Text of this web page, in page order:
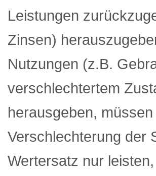
Leistungen
Zinsen)
Nutzungen (z.B.
verschlechtertem
herausgeben,
Verschlechterung der
Wertersatz nur